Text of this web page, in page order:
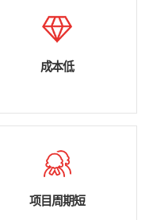
成本低
项目周期短